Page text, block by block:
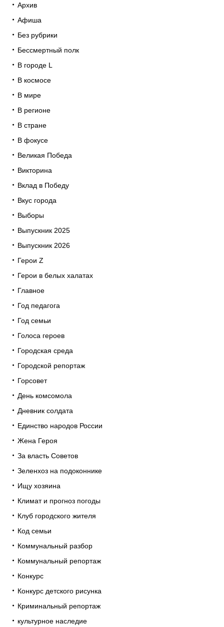
Архив
Афиша
Без рубрики
Бессмертный полк
В городе L
В космосе
В мире
В регионе
В стране
В фокусе
Великая Победа
Викторина
Вклад в Победу
Вкус города
Выборы
Выпускник 2025
Выпускник 2026
Герои Z
Герои в белых халатах
Главное
Год педагога
Год семьи
Голоса героев
Городская среда
Городской репортаж
Горсовет
День комсомола
Дневник солдата
Единство народов России
Жена Героя
За власть Советов
Зеленхоз на подоконнике
Ищу хозяина
Климат и прогноз погоды
Клуб городского жителя
Код семьи
Коммунальный разбор
Коммунальный репортаж
Конкурс
Конкурс детского рисунка
Криминальный репортаж
культурное наследие